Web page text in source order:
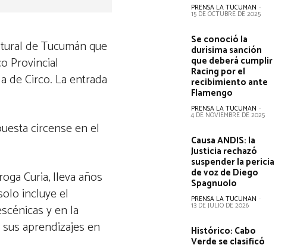
de Tucumán que
Provincial
de Circo. La entrada
circense en el
Curia, lleva años
incluye el
y en la
aprendizajes en
PRENSA LA TUCUMAN -
15 DE OCTUBRE DE 2025
Se conoció la
durísima sanción
que deberá cumplir
Racing por el
recibimiento ante
Flamengo
PRENSA LA TUCUMAN -
4 DE NOVIEMBRE DE 2025
Causa ANDIS: la
Justicia rechazó
suspender la pericia
de voz de Diego
Spagnuolo
PRENSA LA TUCUMAN -
13 DE JULIO DE 2026
Histórico: Cabo
Verde se clasificó